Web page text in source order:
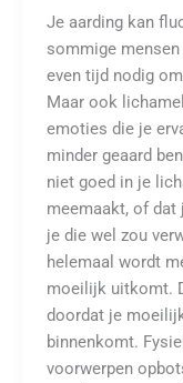
Je aarding kan
sommige
even tijd nodig
Maar ook
emoties die je
minder geaard
niet goed in je
meemaakt, of dat
je die wel zou
helemaal wordt
moeilijk uitkomt.
doordat je
binnenkomt.
voorwerpen